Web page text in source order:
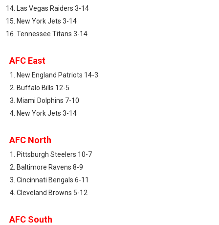
Las Vegas Raiders 3-14
New York Jets 3-14
Tennessee Titans 3-14
AFC East
New England Patriots 14-3
Buffalo Bills 12-5
Miami Dolphins 7-10
New York Jets 3-14
AFC North
Pittsburgh Steelers 10-7
Baltimore Ravens 8-9
Cincinnati Bengals 6-11
Cleveland Browns 5-12
AFC South